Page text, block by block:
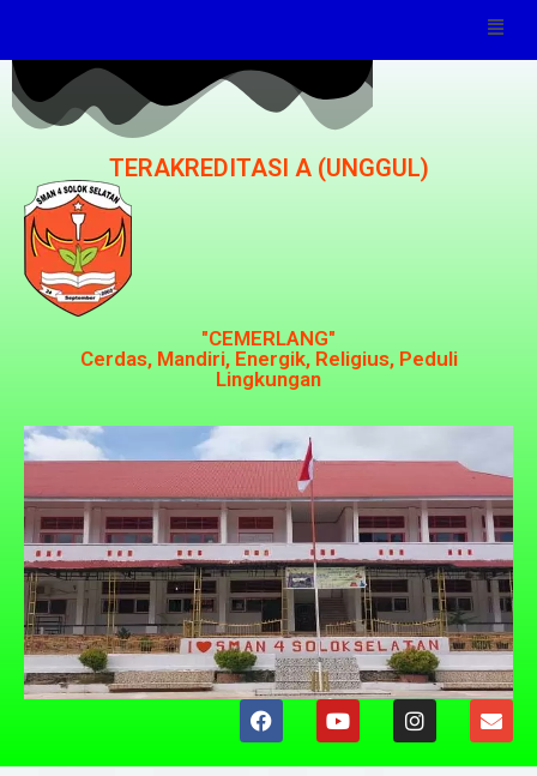
TERAKREDITASI A (UNGGUL)
"CEMERLANG"
Cerdas, Mandiri, Energik, Religius, Peduli
Lingkungan